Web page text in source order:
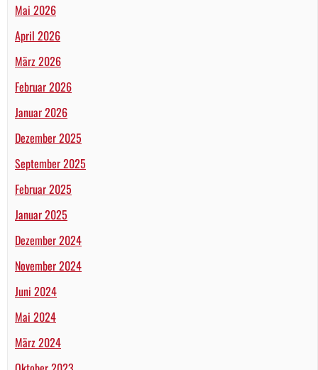
Mai 2026
April 2026
März 2026
Februar 2026
Januar 2026
Dezember 2025
September 2025
Februar 2025
Januar 2025
Dezember 2024
November 2024
Juni 2024
Mai 2024
März 2024